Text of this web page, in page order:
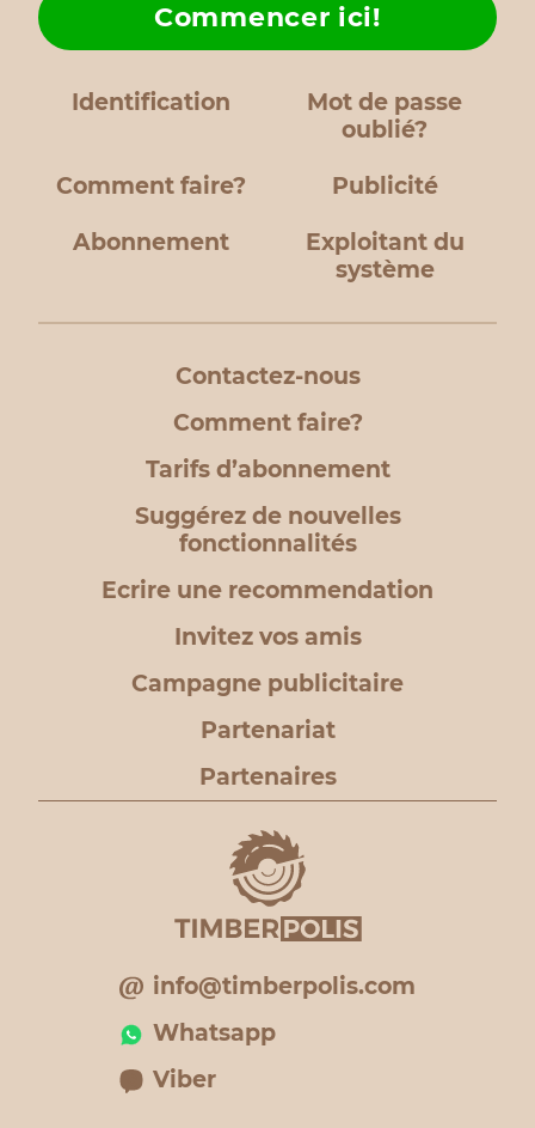
Identification
Mot de passe
oublié?
Comment faire?
Commencer ici!
Publicité
Abonnement
Exploitant du
système
Contactez-nous
Comment faire?
Tarifs d’abonnement
Suggérez de nouvelles
fonctionnalités
Ecrire une recommendation
Invitez vos amis
Campagne publicitaire
Partenariat
Partenaires
info@timberpolis.com
Whatsapp
Viber